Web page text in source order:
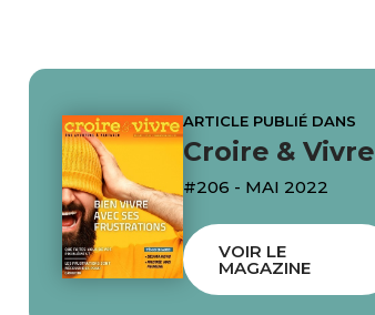
ARTICLE PUBLIÉ DANS
Croire & Vivre
#206 - MAI 2022
VOIR LE
MAGAZINE